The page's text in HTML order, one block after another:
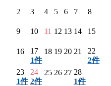
2 3 4 5 6 7 8
9 10 11 12 13 14 15
16
17
1件
18 19 20 21
22
2件
23
1件
24
2件
25 26 27 28
1件